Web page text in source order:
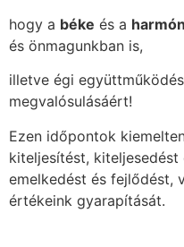
hogy a béke és a
és önmagunkban is,
illetve égi
megvalósulásáért!
Ezen időpontok
kiteljesítést,
emelkedést és fejlődést,
értékeink gyarapítását.